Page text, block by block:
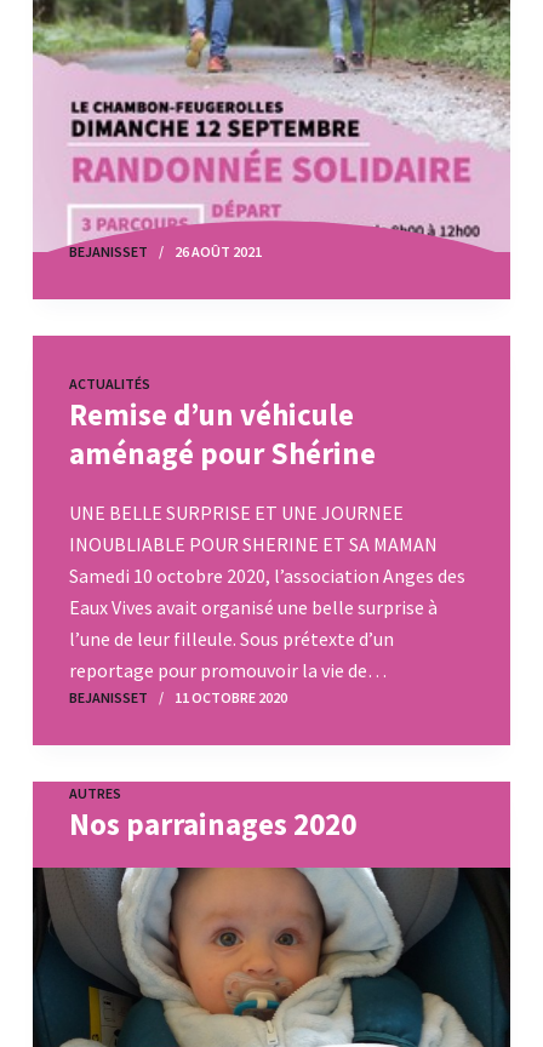
BEJANISSET 26 AOÛT 2021
ACTUALITÉS
Remise d’un véhicule
aménagé pour Shérine
UNE BELLE SURPRISE ET UNE JOURNEE
INOUBLIABLE POUR SHERINE ET SA MAMAN
Samedi 10 octobre 2020, l’association Anges des
Eaux Vives avait organisé une belle surprise à
l’une de leur filleule. Sous prétexte d’un
reportage pour promouvoir la vie de…
BEJANISSET 11 OCTOBRE 2020
AUTRES
Nos parrainages 2020